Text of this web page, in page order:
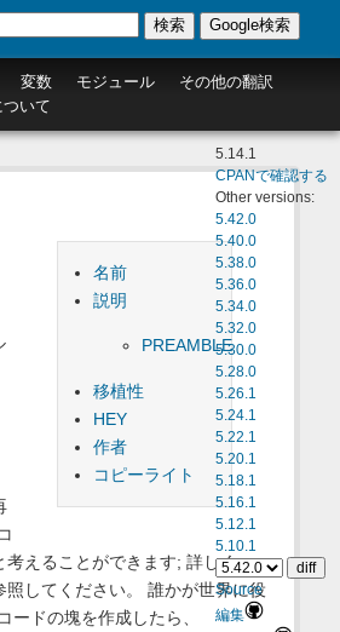
変数 モジュール
その他の翻訳
いて
検索 Google検索
5.14.1
CPANで確認する
Other versions:
5.42.0
5.40.0
5.38.0
5.36.0
5.34.0
5.32.0
5.30.0
5.28.0
5.26.1
5.24.1
5.22.1
5.20.1
5.18.1
5.16.1
5.12.1
5.10.1
Source
編集
名前
説明
PREAMBLE
移植性
HEY
作者
コピーライト
考えることができます; 詳しく
照してください。 誰かが世界に役
ードの塊を作成したら、